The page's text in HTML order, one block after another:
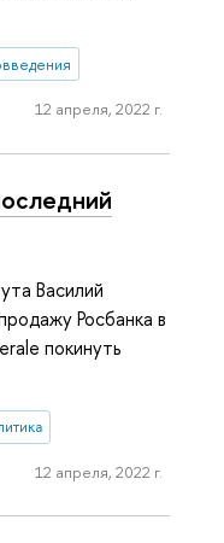
12 апреля, 2022 г.
Василий
Росбанка в
покинуть
12 апреля, 2022 г.